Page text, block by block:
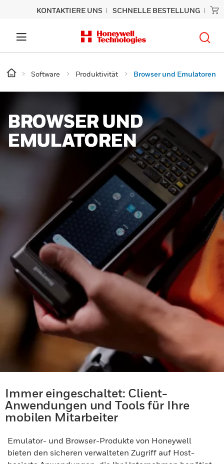
KONTAKTIERE UNS SCHNELLE BESTELLUNG
Software Produktivität Browser und Emulatoren
BROWSER UND
EMULATOREN
Immer eingeschaltet: Client-
Anwendungen und Tools für Ihre
mobilen Mitarbeiter
Emulator- und Browser-Produkte von Honeywell
bieten den sicheren verwalteten Zugriff auf Host-